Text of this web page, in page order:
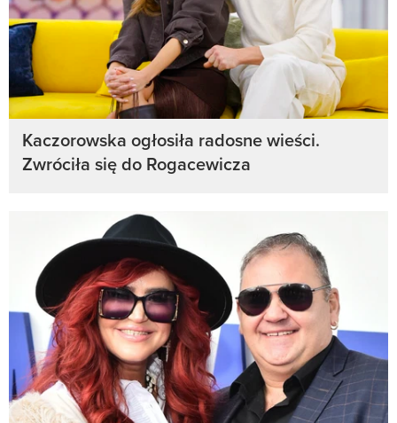
Kaczorowska ogłosiła radosne wieści.
Zwróciła się do Rogacewicza